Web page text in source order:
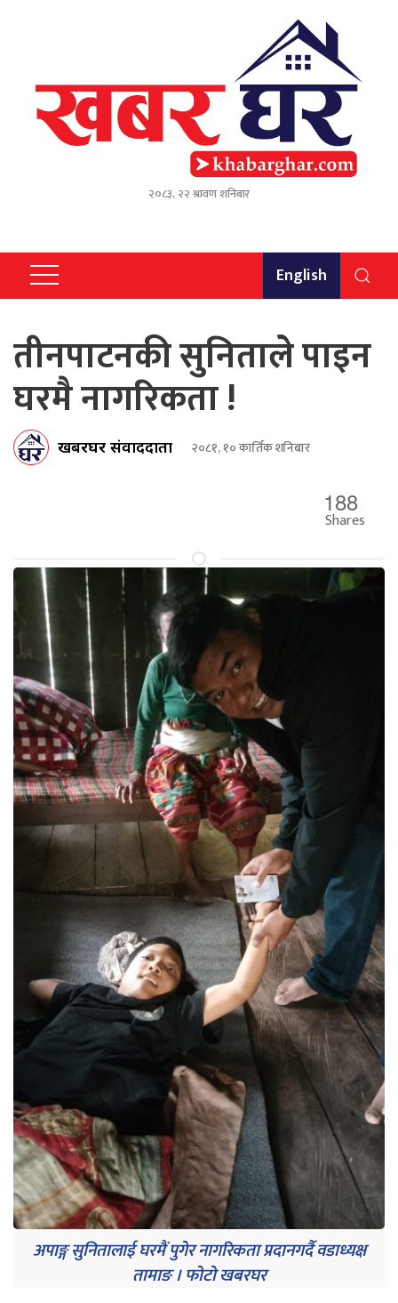
२०८३, २२ श्रावण शनिबार
English
तीनपाटनकी सुनिताले पाइन
घरमै नागरिकता !
खबरघर संवाददाता २०८१, १० कार्तिक शनिबार
188
Shares
अपाङ्ग सुनितालाई घरमैं पुगेर नागरिकता प्रदानगर्दै वडाध्यक्ष
तामाङ । फोटो खबरघर